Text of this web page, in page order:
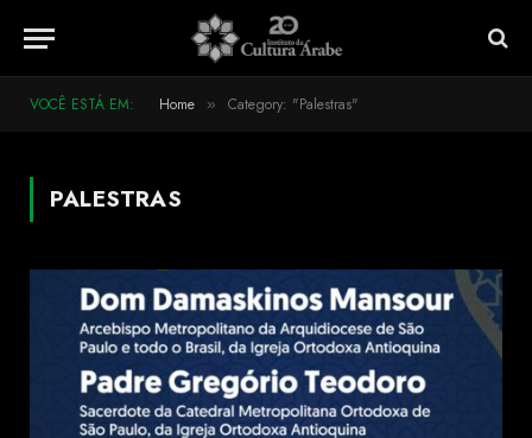
VOCÊ ESTÁ EM: Home » Category: "Palestras"
PALESTRAS